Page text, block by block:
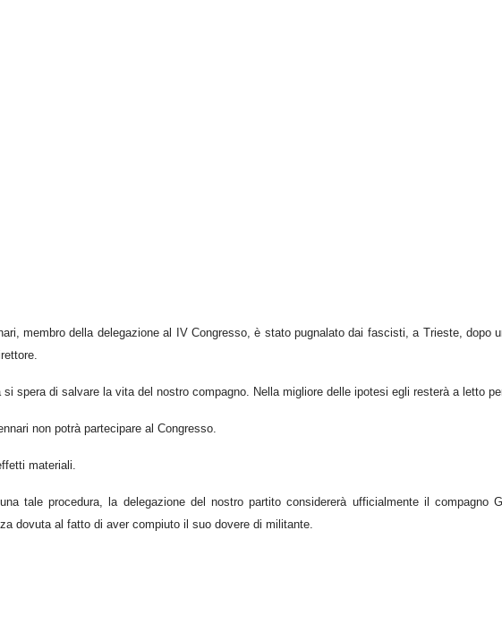
membro della delegazione al IV Congresso, è stato pugnalato dai fascisti, a Trieste, dopo
si spera di salvare la vita del nostro compagno. Nella migliore delle ipotesi egli resterà a letto
non potrà partecipare al Congresso.
materiali.
tale procedura, la delegazione del nostro partito considererà ufficialmente il compagno
dovuta al fatto di aver compiuto il suo dovere di militante.